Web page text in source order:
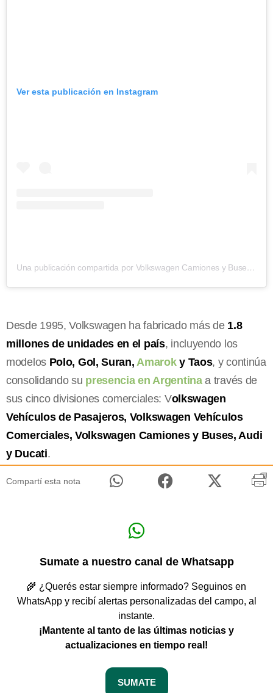
Ver esta publicación en Instagram
Una publicación compartida por Volkswagen Camiones y Buses (@vwcamionesbuses)
Desde 1995, Volkswagen ha fabricado más de 1.8
millones de unidades en el país, incluyendo los
modelos Polo, Gol, Suran,Amarok y Taos, y continúa
consolidando su presencia en Argentinaa través de
sus cinco divisiones comerciales: Volkswagen
Vehículos de Pasajeros, Volkswagen Vehículos
Comerciales, Volkswagen Camiones y Buses, Audi
y Ducati.
Compartí esta nota
Sumate a nuestro canal de Whatsapp
🌾 ¿Querés estar siempre informado? Seguinos en
WhatsApp y recibí alertas personalizadas del campo, al
instante.
¡Mantente al tanto de las últimas noticias y
actualizaciones en tiempo real!
SUMATE